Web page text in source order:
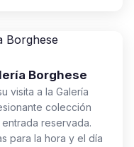
Borghese
visita a la Galería
colección
reservada.
para la hora y el día